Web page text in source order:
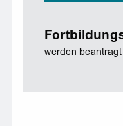
werden beantragt